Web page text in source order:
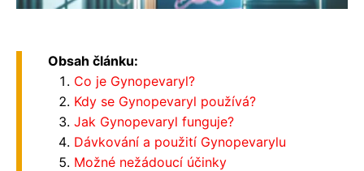
Obsah článku:
Co je Gynopevaryl?
Kdy se Gynopevaryl používá?
Jak Gynopevaryl funguje?
Dávkování a použití Gynopevarylu
Možné nežádoucí účinky